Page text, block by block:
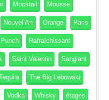
Mocktail Mousse
Nouvel An Orange Paris
Punch Rafraîchissant
Saint Valentin Sanglant
The Big Lebowski
Vodka Whisky étages